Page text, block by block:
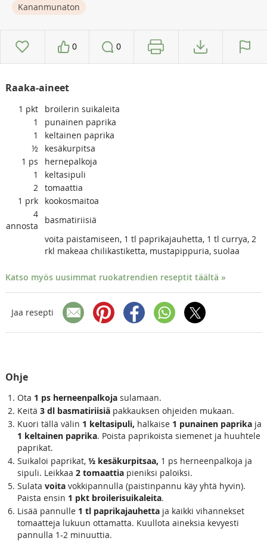
Kananmunaton
0 0
Raaka-aineet
1 pkt
broilerin suikaleita
1
punainen paprika
1
keltainen paprika
½
kesäkurpitsa
1 ps
hernepalkoja
1
keltasipuli
2 tomaattia
1 prk
kookosmaitoa
4
annosta
basmatiriisiä
voita paistamiseen, 1 tl paprikajauhetta, 1 tl currya, 2
rkl makeaa chilikastiketta, mustapippuria, suolaa
Katso myös uusimmat ruokatrendien reseptit täältä »
Jaa resepti
Ohje
Ota 1 ps herneenpalkojasulamaan.
Keitä 3 dl basmatiriisiäpakkauksen ohjeiden mukaan.
Kuori tällä välin 1 keltasipuli, halkaise1 punainen paprika ja
1 keltainen paprika. Poista paprikoista siemenet ja huuhtele
paprikat.
Suikaloi paprikat, ½ kesäkurpitsaa, 1 ps herneenpalkoja ja
sipuli. Leikkaa 2 tomaattia pieniksi paloiksi.
Sulata voitavokkipannulla (paistinpannu käy yhtä hyvin).
Paista ensin 1 pkt broilerisuikaleita.
Lisää pannulle 1 tl paprikajauhettaja kaikki vihannekset
tomaatteja lukuun ottamatta. Kuullota aineksia kevyesti
pannulla 1 -2 minuuttia.